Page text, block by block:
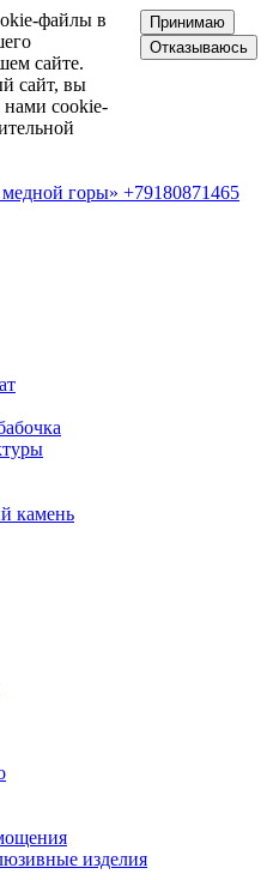
файлы в
сайте.
сайт, вы
нами cookie-
Принимаю
Отказываюсь
+79180871465
камень
изделия